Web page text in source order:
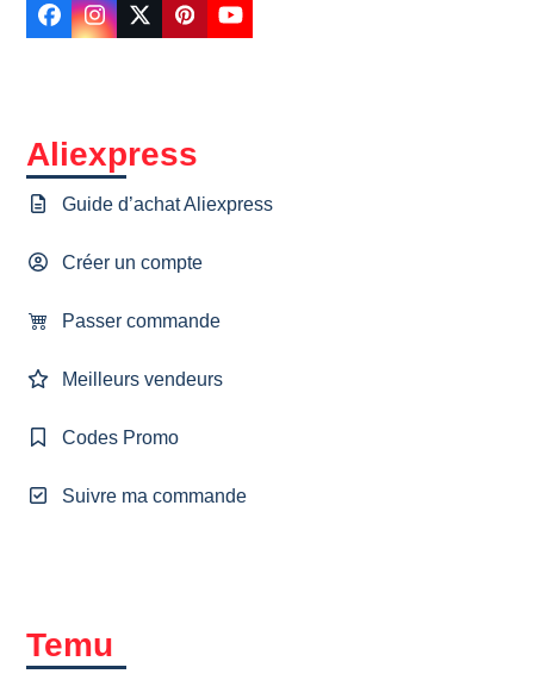
Facebook
Instagram
TwitterPinterestYouTube
Aliexpress
Guide d’achat Aliexpress
Créer un compte
Passer commande
Meilleurs vendeurs
Codes Promo
Suivre ma commande
Temu